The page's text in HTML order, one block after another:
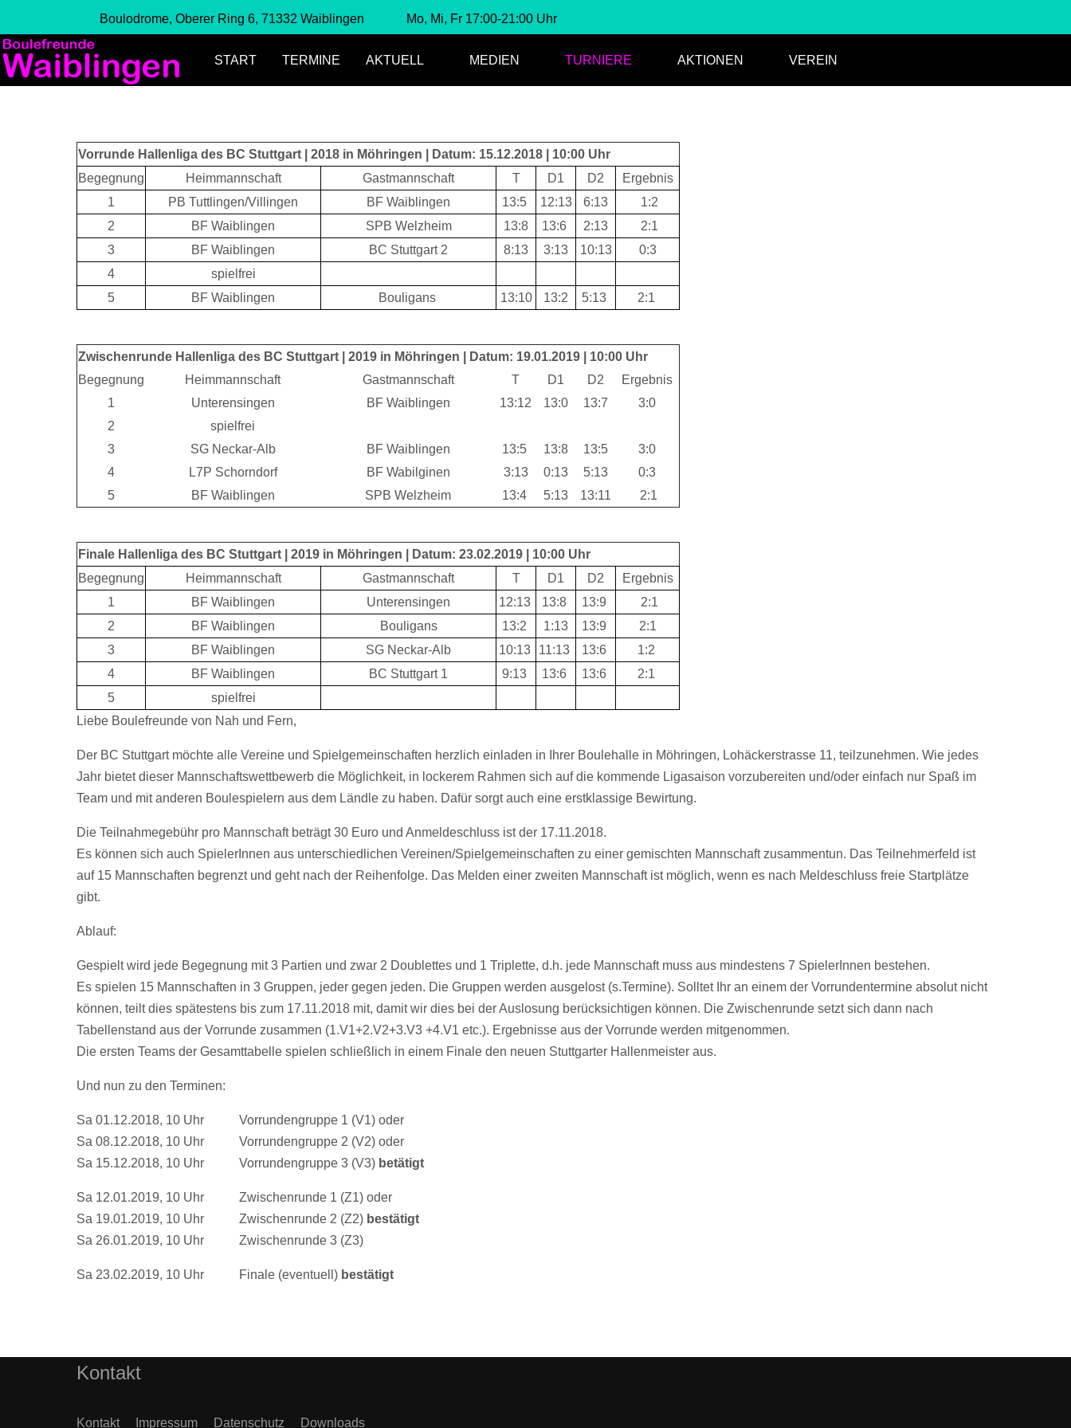
Boulodrome, Oberer Ring 6, 71332 Waiblingen Mo, Mi, Fr 17:00-21:00 Uhr
START TERMINE AKTUELL MEDIEN TURNIERE AKTIONEN VEREIN
Vorrunde Hallenliga des BC Stuttgart | 2018 in Möhringen | Datum: 15.12.2018 | 10:00 Uhr
Begegnung
Heimmannschaft Gastmannschaft T D1 D2
Ergebnis
1
PB Tuttlingen/Villingen BF Waiblingen 13:5 12:13 6:13
1:2
2
BF Waiblingen SPB Welzheim 13:8 13:6 2:13
2:1
3
BF Waiblingen BC Stuttgart 2 8:13 3:13 10:13
0:3
4
spielfrei
5
BF Waiblingen Bouligans 13:10 13:2 5:13 2:1
Zwischenrunde Hallenliga des BC Stuttgart | 2019 in Möhringen | Datum: 19.01.2019 | 10:00 Uhr
Begegnung
Heimmannschaft Gastmannschaft T D1 D2
Ergebnis
1
Unterensingen BF Waiblingen 13:12 13:0 13:7
3:0
2
spielfrei
3
SG Neckar-Alb BF Waiblingen 13:5 13:8 13:5
3:0
4
L7P Schorndorf BF Wabilginen 3:13 0:13 5:13
0:3
5
BF Waiblingen SPB Welzheim 13:4 5:13 13:11 2:1
Finale Hallenliga des BC Stuttgart | 2019 in Möhringen | Datum: 23.02.2019 | 10:00 Uhr
Begegnung
Heimmannschaft Gastmannschaft T D1 D2
Ergebnis
1
BF Waiblingen Unterensingen 12:13 13:8 13:9
2:1
2
BF Waiblingen Bouligans 13:2 1:13 13:9
2:1
3
BF Waiblingen SG Neckar-Alb 10:13 11:13 13:6
1:2
4
BF Waiblingen BC Stuttgart 1 9:13 13:6 13:6
2:1
5
spielfrei
Liebe Boulefreunde von Nah und Fern,
Der BC Stuttgart möchte alle Vereine und Spielgemeinschaften herzlich einladen in Ihrer Boulehalle in Möhringen, Lohäckerstrasse 11, teilzunehmen. Wie jedes
Jahr bietet dieser Mannschaftswettbewerb die Möglichkeit, in lockerem Rahmen sich auf die kommende Ligasaison vorzubereiten und/oder einfach nur Spaß im
Team und mit anderen Boulespielern aus dem Ländle zu haben. Dafür sorgt auch eine erstklassige Bewirtung.
Die Teilnahmegebühr pro Mannschaft beträgt 30 Euro und Anmeldeschluss ist der 17.11.2018.
Es können sich auch SpielerInnen aus unterschiedlichen Vereinen/Spielgemeinschaften zu einer gemischten Mannschaft zusammentun. Das Teilnehmerfeld ist
auf 15 Mannschaften begrenzt und geht nach der Reihenfolge. Das Melden einer zweiten Mannschaft ist möglich, wenn es nach Meldeschluss freie Startplätze
gibt.
Ablauf:
Gespielt wird jede Begegnung mit 3 Partien und zwar 2 Doublettes und 1 Triplette, d.h. jede Mannschaft muss aus mindestens 7 SpielerInnen bestehen.
Es spielen 15 Mannschaften in 3 Gruppen, jeder gegen jeden. Die Gruppen werden ausgelost (s.Termine). Solltet Ihr an einem der Vorrundentermine absolut nicht
können, teilt dies spätestens bis zum 17.11.2018 mit, damit wir dies bei der Auslosung berücksichtigen können. Die Zwischenrunde setzt sich dann nach
Tabellenstand aus der Vorrunde zusammen (1.V1+2.V2+3.V3 +4.V1 etc.). Ergebnisse aus der Vorrunde werden mitgenommen.
Die ersten Teams der Gesamttabelle spielen schließlich in einem Finale den neuen Stuttgarter Hallenmeister aus.
Und nun zu den Terminen:
Sa 01.12.2018, 10 Uhr Vorrundengruppe 1 (V1) oder
Sa 08.12.2018, 10 Uhr Vorrundengruppe 2 (V2) oder
Sa 15.12.2018, 10 Uhr Vorrundengruppe 3 (V3) betätigt
Sa 12.01.2019, 10 Uhr Zwischenrunde 1 (Z1) oder
Sa 19.01.2019, 10 Uhr Zwischenrunde 2 (Z2) bestätigt
Sa 26.01.2019, 10 Uhr Zwischenrunde 3 (Z3)
Sa 23.02.2019, 10 Uhr Finale (eventuell) bestätigt
Kontakt
Kontakt Impressum Datenschutz Downloads